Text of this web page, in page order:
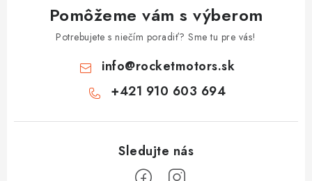
Pomôžeme vám s výberom
Potrebujete s niečím poradiť? Sme tu pre vás!
info@rocketmotors.sk
+421 910 603 694